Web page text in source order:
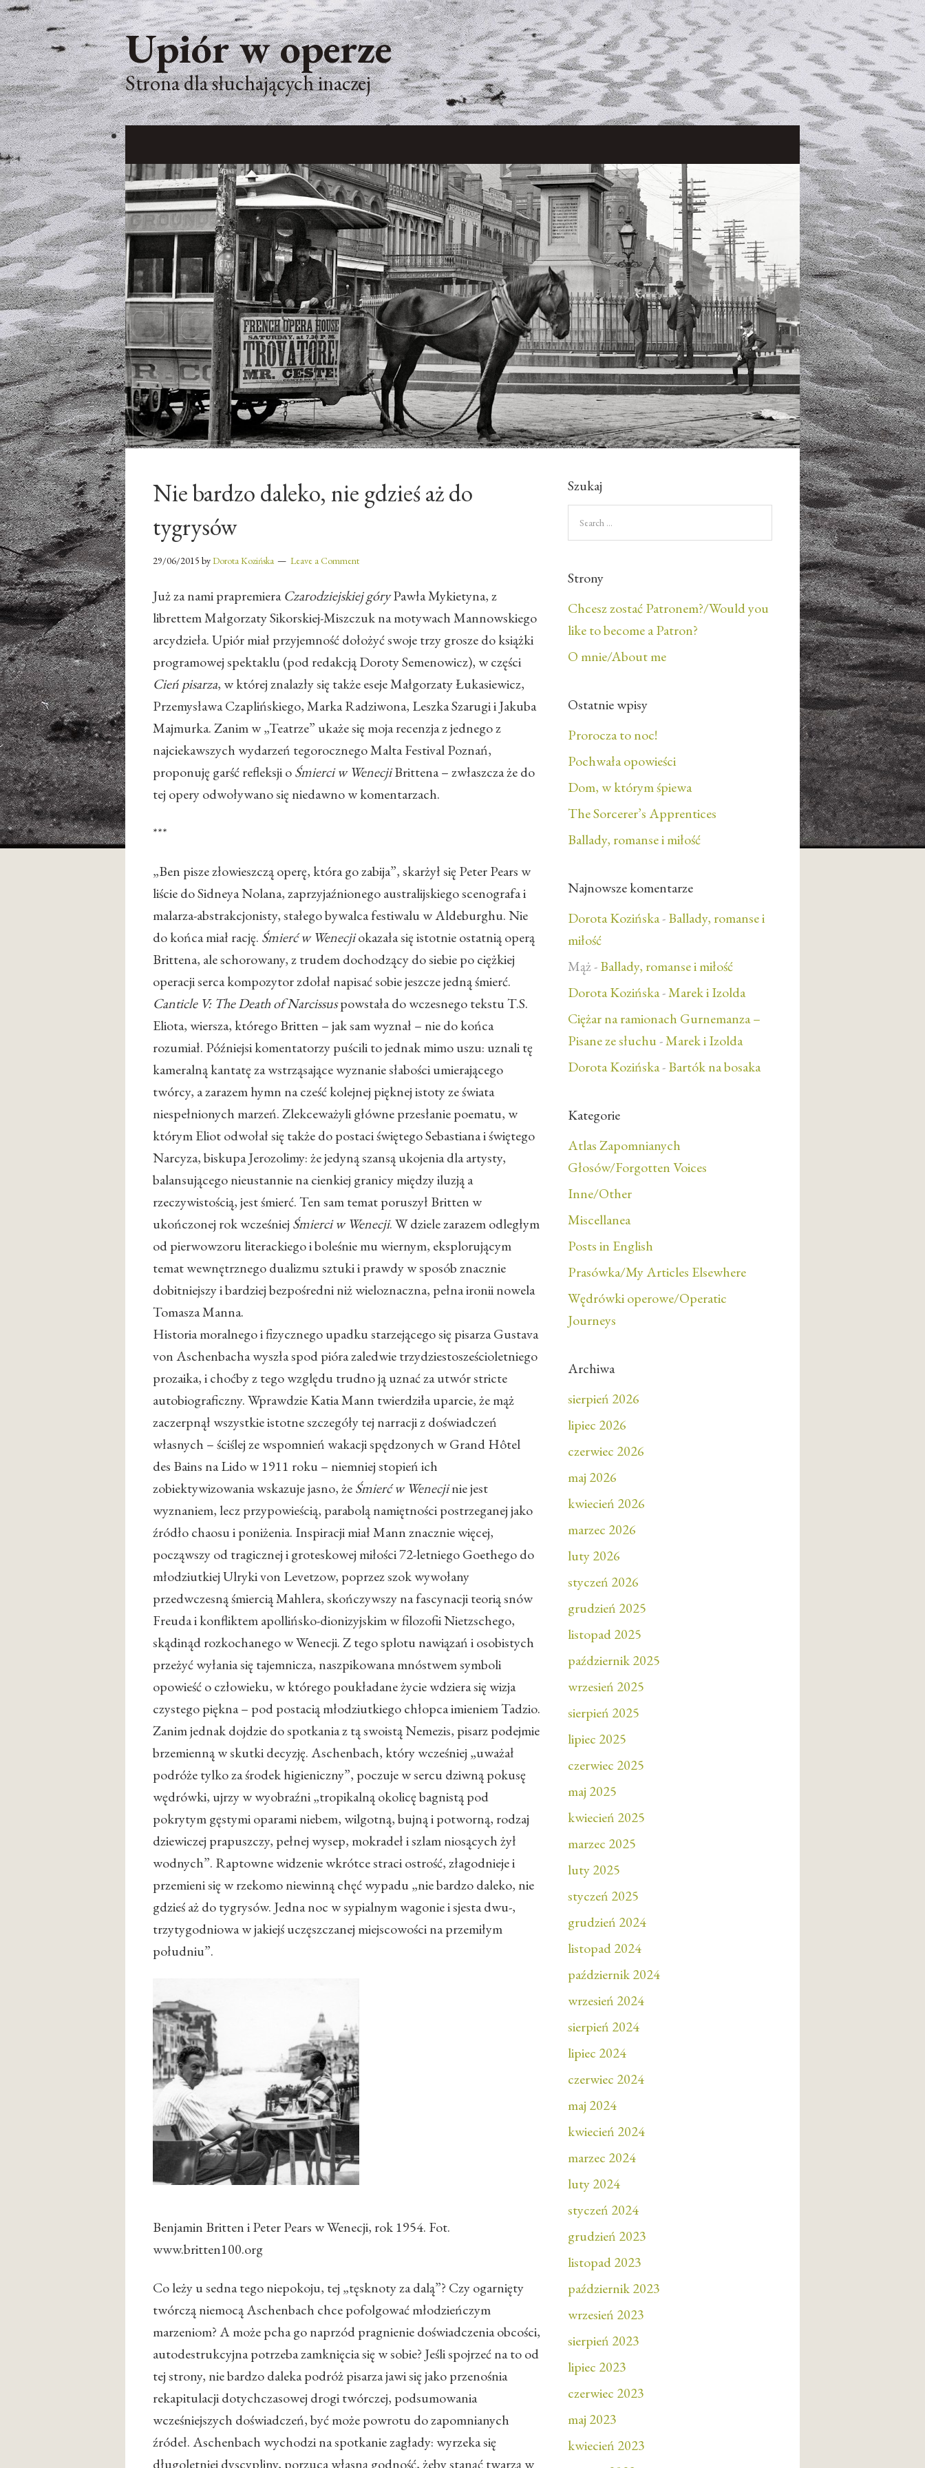
Upiór w operze
Strona dla słuchających inaczej
Nie bardzo daleko, nie gdzieś aż do
tygrysów
29/06/2015 byDorota Kozińska Leave a Comment
Już za nami prapremieraCzarodziejskiej góryPawła Mykietyna, z
librettem Małgorzaty Sikorskiej-Miszczuk na motywach Mannowskiego
arcydzieła. Upiór miał przyjemność dołożyć swoje trzy grosze do książki
programowej spektaklu (pod redakcją Doroty Semenowicz), w części
Cień pisarza, w której znalazły się także eseje Małgorzaty Łukasiewicz,
Przemysława Czaplińskiego, Marka Radziwona, Leszka Szarugi i Jakuba
Majmurka. Zanim w „Teatrze” ukaże się moja recenzja z jednego z
najciekawszych wydarzeń tegorocznego Malta Festival Poznań,
proponuję garść refleksji oŚmierci w WenecjiBrittena – zwłaszcza że do
tej opery odwoływano się niedawno w komentarzach.
***
„Ben pisze złowieszczą operę, która go zabija”, skarżył się Peter Pears w
liście do Sidneya Nolana, zaprzyjaźnionego australijskiego scenografa i
malarza-abstrakcjonisty, stałego bywalca festiwalu w Aldeburghu. Nie
do końca miał rację. Śmierć w Wenecjiokazała się istotnie ostatnią operą
Brittena, ale schorowany, z trudem dochodzący do siebie po ciężkiej
operacji serca kompozytor zdołał napisać sobie jeszcze jedną śmierć.
Canticle V: The Death of Narcissuspowstała do wczesnego tekstu T.S.
Eliota, wiersza, którego Britten – jak sam wyznał – nie do końca
rozumiał. Późniejsi komentatorzy puścili to jednak mimo uszu: uznali tę
kameralną kantatę za wstrząsające wyznanie słabości umierającego
twórcy, a zarazem hymn na cześć kolejnej pięknej istoty ze świata
niespełnionych marzeń. Zlekceważyli główne przesłanie poematu, w
którym Eliot odwołał się także do postaci świętego Sebastiana i świętego
Narcyza, biskupa Jerozolimy: że jedyną szansą ukojenia dla artysty,
balansującego nieustannie na cienkiej granicy między iluzją a
rzeczywistością, jest śmierć. Ten sam temat poruszył Britten w
ukończonej rok wcześniej Śmierci w Wenecji. W dziele zarazem odległym
od pierwowzoru literackiego i boleśnie mu wiernym, eksplorującym
temat wewnętrznego dualizmu sztuki i prawdy w sposób znacznie
dobitniejszy i bardziej bezpośredni niż wieloznaczna, pełna ironii nowela
Tomasza Manna.
Historia moralnego i fizycznego upadku starzejącego się pisarza Gustava
von Aschenbacha wyszła spod pióra zaledwie trzydziestosześcioletniego
prozaika, i choćby z tego względu trudno ją uznać za utwór stricte
autobiograficzny. Wprawdzie Katia Mann twierdziła uparcie, że mąż
zaczerpnął wszystkie istotne szczegóły tej narracji z doświadczeń
własnych – ściślej ze wspomnień wakacji spędzonych w Grand Hôtel
des Bains na Lido w 1911 roku – niemniej stopień ich
zobiektywizowania wskazuje jasno, żeŚmierć w Wenecjinie jest
wyznaniem, lecz przypowieścią, parabolą namiętności postrzeganej jako
źródło chaosu i poniżenia. Inspiracji miał Mann znacznie więcej,
począwszy od tragicznej i groteskowej miłości 72-letniego Goethego do
młodziutkiej Ulryki von Levetzow, poprzez szok wywołany
przedwczesną śmiercią Mahlera, skończywszy na fascynacji teorią snów
Freuda i konfliktem apollińsko-dionizyjskim w filozofii Nietzschego,
skądinąd rozkochanego w Wenecji. Z tego splotu nawiązań i osobistych
przeżyć wyłania się tajemnicza, naszpikowana mnóstwem symboli
opowieść o człowieku, w którego poukładane życie wdziera się wizja
czystego piękna – pod postacią młodziutkiego chłopca imieniem Tadzio.
Zanim jednak dojdzie do spotkania z tą swoistą Nemezis, pisarz podejmie
brzemienną w skutki decyzję. Aschenbach, który wcześniej „uważał
podróże tylko za środek higieniczny”, poczuje w sercu dziwną pokusę
wędrówki, ujrzy w wyobraźni „tropikalną okolicę bagnistą pod
pokrytym gęstymi oparami niebem, wilgotną, bujną i potworną, rodzaj
dziewiczej prapuszczy, pełnej wysep, mokradeł i szlam niosących żył
wodnych”. Raptowne widzenie wkrótce straci ostrość, złagodnieje i
przemieni się w rzekomo niewinną chęć wypadu „nie bardzo daleko, nie
gdzieś aż do tygrysów. Jedna noc w sypialnym wagonie i sjesta dwu-,
trzytygodniowa w jakiejś uczęszczanej miejscowości na przemiłym
południu”.
Benjamin Britten i Peter Pears w Wenecji, rok 1954. Fot.
www.britten100.org
Co leży u sedna tego niepokoju, tej „tęsknoty za dalą”? Czy ogarnięty
twórczą niemocą Aschenbach chce pofolgować młodzieńczym
marzeniom? A może pcha go naprzód pragnienie doświadczenia obcości,
autodestrukcyjna potrzeba zamknięcia się w sobie? Jeśli spojrzeć na to od
tej strony, nie bardzo daleka podróż pisarza jawi się jako przenośnia
rekapitulacji dotychczasowej drogi twórczej, podsumowania
wcześniejszych doświadczeń, być może powrotu do zapomnianych
źródeł. Aschenbach wychodzi na spotkanie zagłady: wyrzeka się
długoletniej dyscypliny, porzuca własną godność, żeby stanąć twarzą w
Szukaj
Strony
Chcesz zostać Patronem?/Would you
like to become a Patron?
O mnie/About me
Ostatnie wpisy
Prorocza to noc!
Pochwała opowieści
Dom, w którym śpiewa
The Sorcerer’s Apprentices
Ballady, romanse i miłość
Najnowsze komentarze
Dorota Kozińska-Ballady, romanse i
miłość
Mąż-Ballady, romanse i miłość
Dorota Kozińska-Marek i Izolda
Ciężar na ramionach Gurnemanza –
Pisane ze słuchu-Marek i Izolda
Dorota Kozińska-Bartók na bosaka
Kategorie
Atlas Zapomnianych
Głosów/Forgotten Voices
Inne/Other
Miscellanea
Posts in English
Prasówka/My Articles Elsewhere
Wędrówki operowe/Operatic
Journeys
Archiwa
sierpień 2026
lipiec 2026
czerwiec 2026
maj 2026
kwiecień 2026
marzec 2026
luty 2026
styczeń 2026
grudzień 2025
listopad 2025
październik 2025
wrzesień 2025
sierpień 2025
lipiec 2025
czerwiec 2025
maj 2025
kwiecień 2025
marzec 2025
luty 2025
styczeń 2025
grudzień 2024
listopad 2024
październik 2024
wrzesień 2024
sierpień 2024
lipiec 2024
czerwiec 2024
maj 2024
kwiecień 2024
marzec 2024
luty 2024
styczeń 2024
grudzień 2023
listopad 2023
październik 2023
wrzesień 2023
sierpień 2023
lipiec 2023
czerwiec 2023
maj 2023
kwiecień 2023